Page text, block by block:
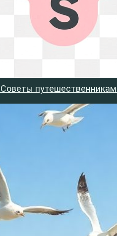
Советы путешественникам